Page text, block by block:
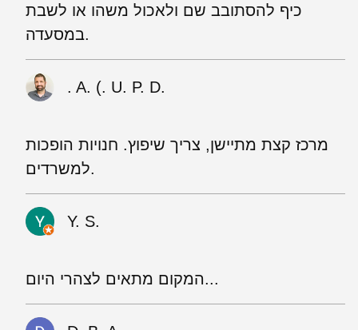
כיף להסתובב שם ולאכול משהו או לשבת
במסעדה.
‪. A. (. U. P. D.
מרכז קצת מתיישן, צריך שיפוץ. חנויות הופכות
למשרדים.
Y. S.
המקום מתאים לצהרי היום...